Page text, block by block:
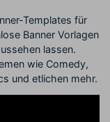
Templates für
Banner Vorlagen
lassen.
wie Comedy,
und etlichen mehr.